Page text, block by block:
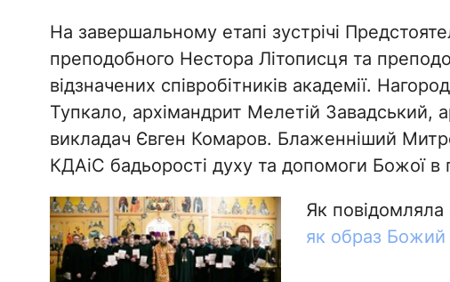
На завершальному етапі зустрічі
преподобного Нестора Літописця та
відзначених співробітників академії.
Тупкало, архімандрит Мелетій Завадський,
викладач Євген Комаров. Блаженніший
КДАіС бадьорості духу та допомоги Божої в
Як
як образ Божий